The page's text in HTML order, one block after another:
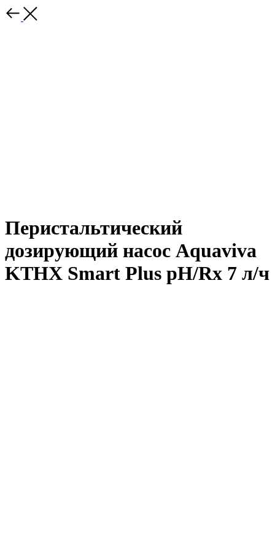
Перистальтический
дозирующий насос Aquaviva
KTHX Smart Plus pH/Rx 7 л/ч